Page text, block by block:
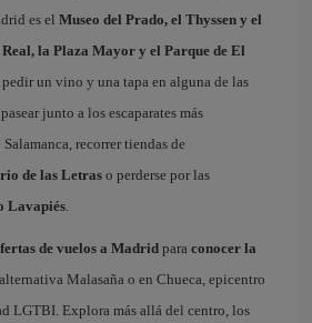
es el Museo del Prado, el Thyssen y el
la Plaza Mayor y el Parque de El
pedir un vino y una tapa en alguna de las
pasear junto a los escaparates más
recorrer tiendas de
de las Letras o perderse por las
Lavapiés.
de vuelos a Madrid para conocer la
Malasaña o en Chueca, epicentro
LGTBI. Explora más allá del centro, los